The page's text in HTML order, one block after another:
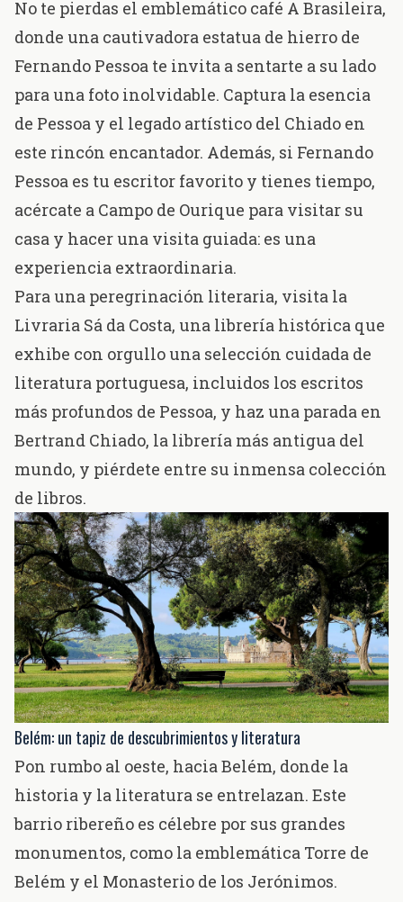
No te pierdas el emblemático café A Brasileira,
donde una cautivadora estatua de hierro de
Fernando Pessoa te invita a sentarte a su lado
para una foto inolvidable. Captura la esencia
de Pessoa y el legado artístico del Chiado en
este rincón encantador. Además, si Fernando
Pessoa es tu escritor favorito y tienes tiempo,
acércate a Campo de Ourique para visitar su
casa y hacer una visita guiada: es una
experiencia extraordinaria.
Para una peregrinación literaria, visita la
Livraria Sá da Costa, una librería histórica que
exhibe con orgullo una selección cuidada de
literatura portuguesa, incluidos los escritos
más profundos de Pessoa, y haz una parada en
Bertrand Chiado, la librería más antigua del
mundo, y piérdete entre su inmensa colección
de libros.
Belém: un tapiz de descubrimientos y literatura
Pon rumbo al oeste, hacia Belém, donde la
historia y la literatura se entrelazan. Este
barrio ribereño es célebre por sus grandes
monumentos, como la emblemática Torre de
Belém y el Monasterio de los Jerónimos.